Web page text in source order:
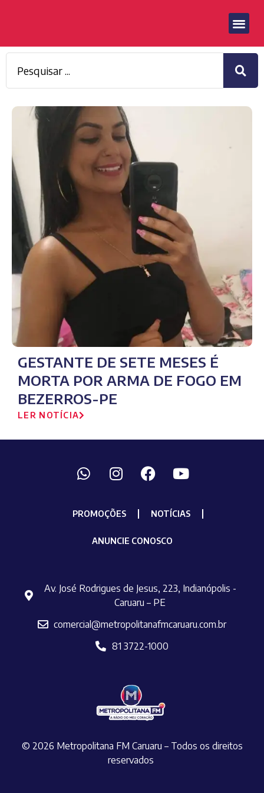
GESTANTE DE SETE MESES É
MORTA POR ARMA DE FOGO EM
BEZERROS-PE
LER NOTÍCIA
PROMOÇÕES NOTÍCIAS
ANUNCIE CONOSCO
Av. José Rodrigues de Jesus, 223, Indianópolis -
Caruaru – PE
comercial@metropolitanafmcaruaru.com.br
81 3722-1000
© 2026 Metropolitana FM Caruaru – Todos os direitos
reservados